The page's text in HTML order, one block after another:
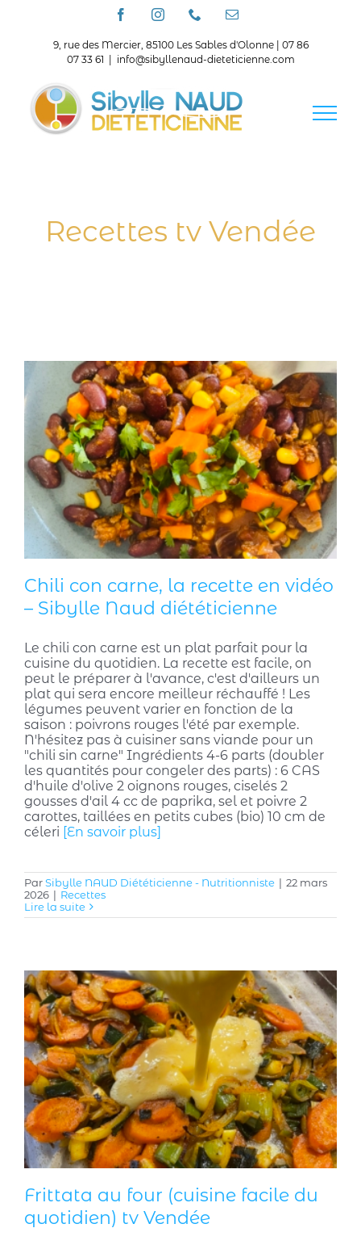
FacebookInstagramTéléphoneEmail
9, rue des Mercier, 85100 Les Sables d'Olonne | 07 86
07 33 61
info@sibyllenaud-dieteticienne.com
Recettes tv Vendée
Chili con carne, la recette en vidéo
– Sibylle Naud diététicienne
Le chili con carne est un plat parfait pour la
cuisine du quotidien. La recette est facile, on
peut le préparer à l'avance, c'est d'ailleurs un
plat qui sera encore meilleur réchauffé ! Les
légumes peuvent varier en fonction de la
saison : poivrons rouges l'été par exemple.
N'hésitez pas à cuisiner sans viande pour un
"chili sin carne" Ingrédients 4-6 parts (doubler
les quantités pour congeler des parts) : 6 CAS
d'huile d'olive 2 oignons rouges, ciselés 2
gousses d'ail 4 cc de paprika, sel et poivre 2
carottes, taillées en petits cubes (bio) 10 cm de
céleri [En savoir plus]
ParSibylle NAUD Diététicienne - Nutritionniste | 22 mars
2026 | Recettes
Lire la suite
Frittata au four (cuisine facile du
quotidien) tv Vendée